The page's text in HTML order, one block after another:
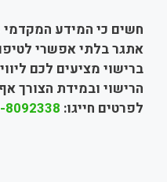
חשים כי המידע
אתגר בלתי אפשרי
ברישוי מציעים לכם
הרישוי ובמידת הצורך
לפרטים חייגו: 8092338